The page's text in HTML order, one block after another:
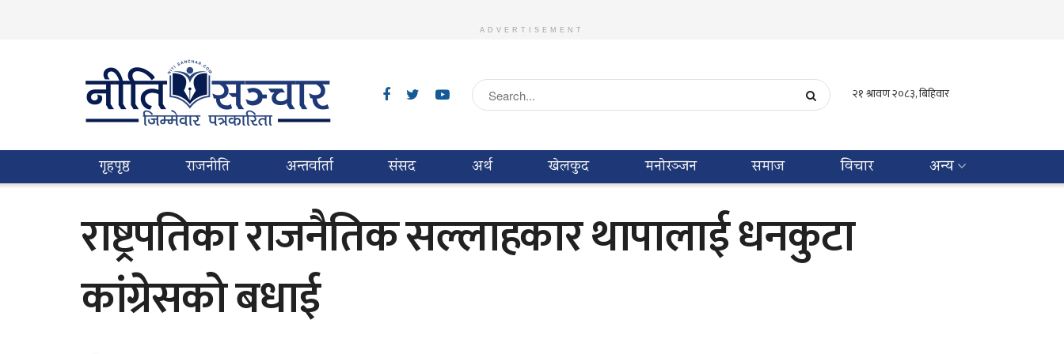
ADVERTISEMENT
गृहपृष्ठ राजनीति अन्तर्वार्ता संसद अर्थ खेलकुद मनाेरञ्जन समाज विचार अन्य
राष्ट्रपतिका राजनैतिक सल्लाहकार थापालाई धनकुटा
कांग्रेसको बधाई